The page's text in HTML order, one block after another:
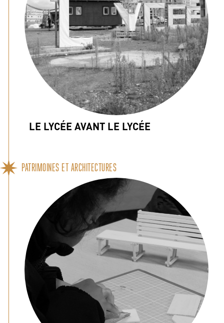
LE LYCÉE AVANT LE LYCÉE
PATRIMOINES ET ARCHITECTURES